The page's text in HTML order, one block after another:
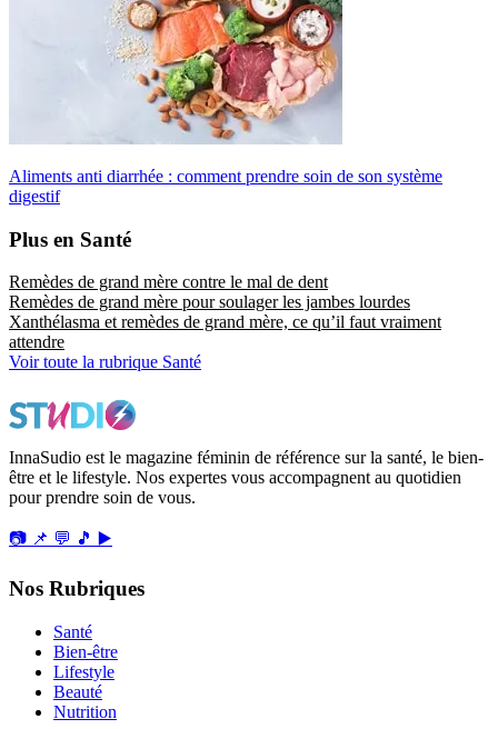
Aliments anti diarrhée : comment prendre soin de son système
digestif
Plus en Santé
Remèdes de grand mère contre le mal de dent
Remèdes de grand mère pour soulager les jambes lourdes
Xanthélasma et remèdes de grand mère, ce qu’il faut vraiment
attendre
Voir toute la rubrique Santé
InnaSudio est le magazine féminin de référence sur la santé, le bien-
être et le lifestyle. Nos expertes vous accompagnent au quotidien
pour prendre soin de vous.
📷 📌 💬 🎵 ▶️
Nos Rubriques
Santé
Bien-être
Lifestyle
Beauté
Nutrition